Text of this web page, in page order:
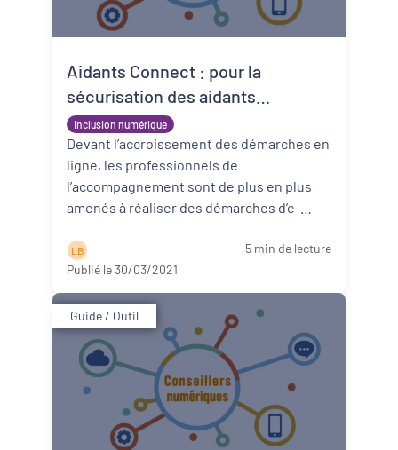
Inclusion numérique
Aidants Connect : pour la
sécurisation des aidants
numériques professionnels
Devant l’accroissement des démarches en
ligne, les professionnels de
l’accompagnement sont de plus en plus
amenés à réaliser des démarches d’e-
Ce ...
L B
5 min de lecture
Publié le 30/03/2021
Guide / Outil